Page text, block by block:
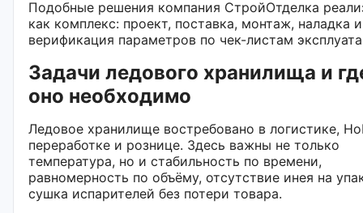
Подобные решения компания СтройОтделка
как комплекс: проект, поставка, монтаж, наладка и
верификация параметров по чек-листам
Задачи ледового хранилища и
оно необходимо
Ледовое хранилище востребовано в логистике,
переработке и рознице. Здесь важны не только
температура, но и стабильность по времени,
равномерность по объёму, отсутствие инея на
сушка испарителей без потери товара.